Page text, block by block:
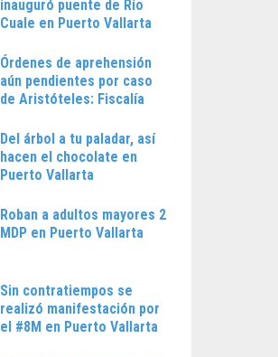
inauguró puente de Río
Cuale en Puerto Vallarta
Órdenes de aprehensión
aún pendientes por caso
de Aristóteles: Fiscalía
Del árbol a tu paladar, así
hacen el chocolate en
Puerto Vallarta
Roban a adultos mayores 2
MDP en Puerto Vallarta
Sin contratiempos se
realizó manifestación por
el #8M en Puerto Vallarta